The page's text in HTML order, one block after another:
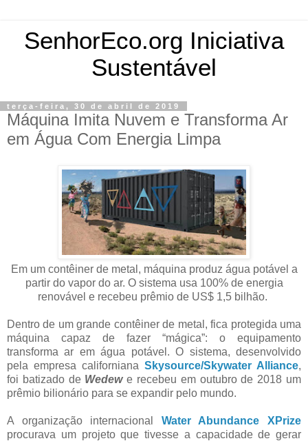
SenhorEco.org Iniciativa
Sustentável
terça-feira, 30 de abril de 2019
Máquina Imita Nuvem e Transforma Ar
em Água Com Energia Limpa
Em um contêiner de metal, máquina produz água potável a
partir do vapor do ar. O sistema usa 100% de energia
renovável e recebeu prêmio de US$ 1,5 bilhão.
Dentro de um grande contêiner de metal, fica protegida uma
máquina capaz de fazer “mágica”: o equipamento
transforma ar em água potável. O sistema, desenvolvido
pela empresa californiana Skysource/Skywater Alliance,
foi batizado de Wedewe recebeu em outubro de 2018 um
prêmio bilionário para se expandir pelo mundo.
A organização internacional Water Abundance XPrize
procurava um projeto que tivesse a capacidade de gerar